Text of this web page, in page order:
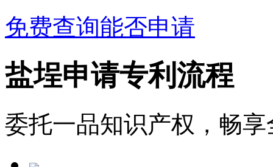
免费查询能否申请
盐埕申请专利流程
委托一品知识产权，畅